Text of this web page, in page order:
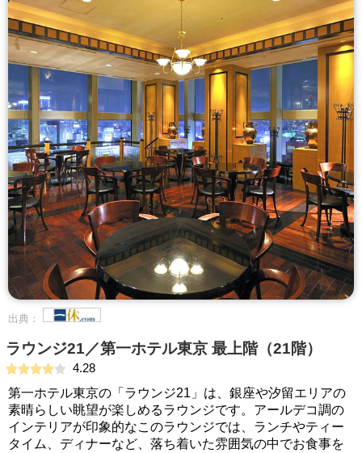
出典：
ラウンジ21／第一ホテル東京 最上階（21階）
4.28
第一ホテル東京の「ラウンジ21」は、銀座や汐留エリアの
素晴らしい眺望が楽しめるラウンジです。アールデコ調の
インテリアが印象的なこのラウンジでは、ランチやティー
タイム、ディナーなど、落ち着いた雰囲気の中でお食事を